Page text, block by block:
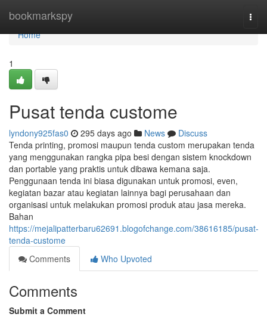
bookmarkspy
Home
Home
1
Pusat tenda custome
lyndony925fas0 295 days ago News
Discuss
Tenda printing, promosi maupun tenda custom merupakan tenda
yang menggunakan rangka pipa besi dengan sistem knockdown
dan portable yang praktis untuk dibawa kemana saja.
Penggunaan tenda ini biasa digunakan untuk promosi, even,
kegiatan bazar atau kegiatan lainnya bagi perusahaan dan
organisasi untuk melakukan promosi produk atau jasa mereka.
Bahan
https://mejalipatterbaru62691.blogofchange.com/38616185/pusat-
tenda-custome
Comments
Who Upvoted
Comments
Submit a Comment